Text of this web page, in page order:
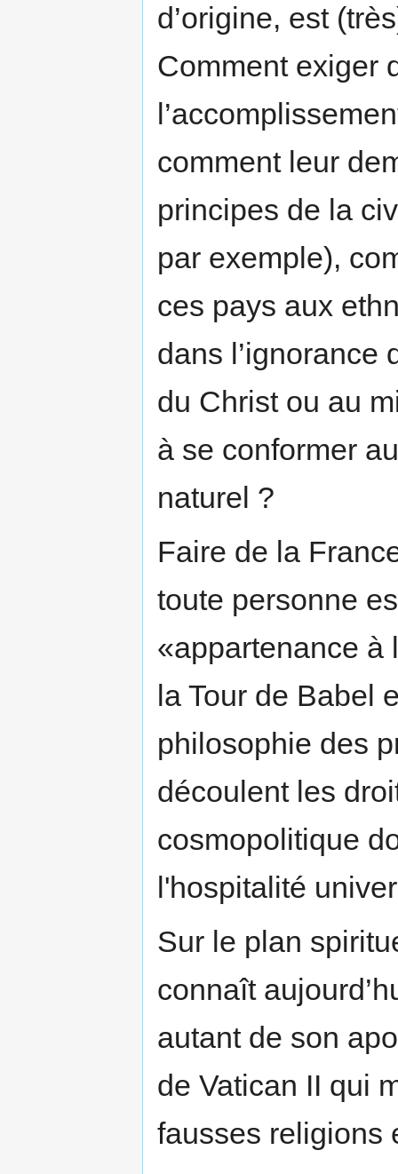
d’origine, est
Comment exiger
comment leur
principes de la
par exemple),
ces pays aux
dans l’ignorance
du Christ ou au
à se conformer
naturel ?
Faire de la
toute personne
«appartenance à
la Tour de Babel
philosophie des
découlent les
cosmopolitique
l'hospitalité
Sur le plan
connaît
autant de son
de Vatican II qui
fausses religions